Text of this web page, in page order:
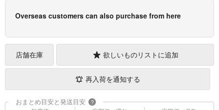
Overseas customers can also purchase from here
店舗在庫 欲しいものリストに追加
再入荷を通知する
おまとめ目安と発送目安 ?